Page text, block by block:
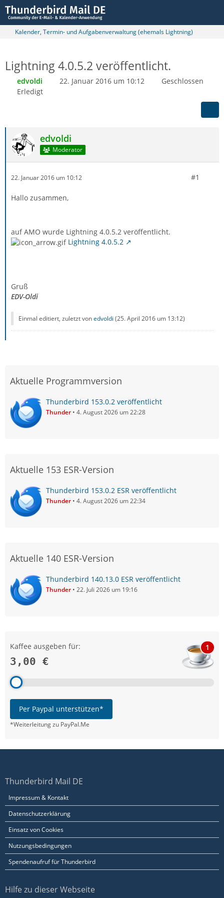
Kalender, Termin- und Aufgabenverwaltung (ehemals Lightning)
Lightning 4.0.5.2 veröffentlicht.
edvoldi 22. Januar 2016 um 10:12
Geschlossen
Erledigt
edvoldi
Moderator
22. Januar 2016 um 10:12 #1
Hallo zusammen,
auf AMO wurde Lightning 4.0.5.2 veröffentlicht.
Lightning 4.0.5.2
Gruß
EDV-Oldi
Einmal editiert, zuletzt vonedvoldi (25. April 2016 um 13:12)
Aktuelle Programmversion
Thunderbird 153.0.2 veröffentlicht
Thunder 4. August 2026 um 22:28
Aktuelle 153 ESR-Version
Thunderbird 153.0.2 ESR veröffentlicht
Thunder 4. August 2026 um 22:34
Aktuelle 140 ESR-Version
Thunderbird 140.13.0 ESR veröffentlicht
Thunder 22. Juli 2026 um 19:16
Kaffee ausgeben für:
3,00 €
1
Per Paypal unterstützen*
*Weiterleitung zu PayPal.Me
Thunderbird Mail DE
Impressum & Kontakt
Datenschutzerklärung
Einsatz von Cookies
Nutzungsbedingungen
Spendenaufruf für Thunderbird
Hilfe zu dieser Webseite